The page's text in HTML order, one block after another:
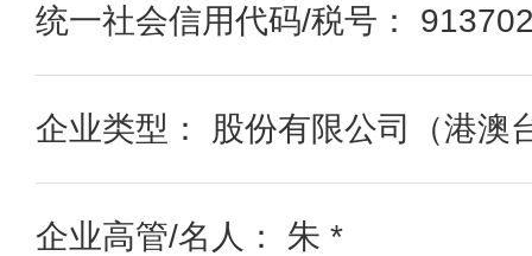
统一社会信用代码/税号：
企业类型： 股份有限公司（港澳
企业高管/名人： 朱 *